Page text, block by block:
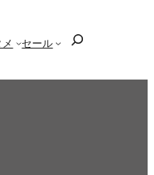
セール